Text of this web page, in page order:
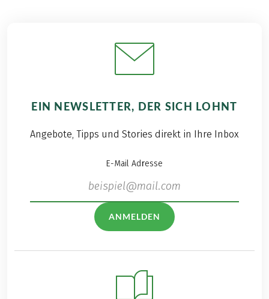
EIN NEWSLETTER, DER SICH LOHNT
Angebote, Tipps und Stories direkt in Ihre Inbox
E-Mail Adresse
ANMELDEN